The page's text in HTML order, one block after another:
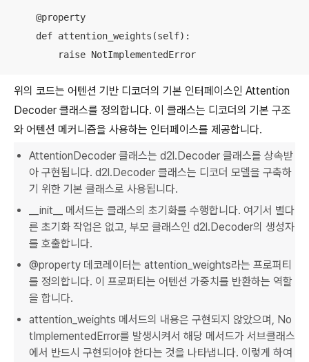
    @property
    def attention_weights(self):
        raise NotImplementedError
위의 코드는 어텐션 기반 디코더의 기본 인터페이스인 Attention
Decoder 클래스를 정의합니다. 이 클래스는 디코더의 기본 구조
와 어텐션 메커니즘을 사용하는 인터페이스를 제공합니다.
AttentionDecoder 클래스는 d2l.Decoder 클래스를 상속받
아 구현됩니다. d2l.Decoder 클래스는 디코더 모델을 구축하
기 위한 기본 클래스로 사용됩니다.
__init__ 메서드는 클래스의 초기화를 수행합니다. 여기서 별다
른 초기화 작업은 없고, 부모 클래스인 d2l.Decoder의 생성자
를 호출합니다.
@property 데코레이터는 attention_weights라는 프로퍼티
를 정의합니다. 이 프로퍼티는 어텐션 가중치를 반환하는 역할
을 합니다.
attention_weights 메서드의 내용은 구현되지 않았으며, No
tImplementedError를 발생시켜서 해당 메서드가 서브클래스
에서 반드시 구현되어야 한다는 것을 나타냅니다. 이렇게 하여